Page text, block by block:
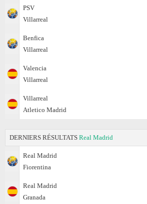
PSV
Villarreal
Benfica
Villarreal
Valencia
Villarreal
Villarreal
Atletico Madrid
DERNIERS RÉSULTATS Real Madrid
Real Madrid
Fiorentina
Real Madrid
Granada